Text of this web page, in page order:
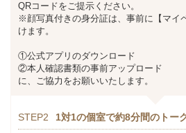
QRコードをご提示ください。
※顔写真付きの身分証は、事前に【マイ
けます。
①公式アプリのダウンロード
②本人確認書類の事前アップロード
に、ご協力をお願いいたします。
STEP2 1対1の個室で約8分間のトー